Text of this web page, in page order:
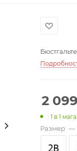
2 099
: 1 в 1
Размер —